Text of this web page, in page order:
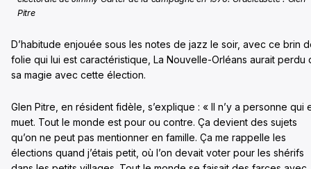
Pitre
D’habitude enjouée sous les notes de jazz le soir, avec ce brin
folie qui lui est caractéristique, La Nouvelle-Orléans aurait perdu
sa magie avec cette élection.
Glen Pitre, en résident fidèle, s’explique : « Il n’y a personne qui
muet. Tout le monde est pour ou contre. Ça devient des sujets
qu’on ne peut pas mentionner en famille. Ça me rappelle les
élections quand j’étais petit, où l’on devait voter pour les shérifs